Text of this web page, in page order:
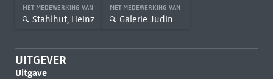
MET MEDEWERKING VAN
Stahlhut, Heinz
MET MEDEWERKING VAN
Galerie Judin
UITGEVER
Uitgave